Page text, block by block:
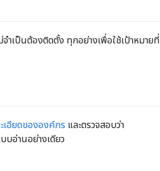
ำเป็นต้องติดตั้ง ทุกอย่างเพื่อใช้เป้าหมายที่
เอียดขององค์กร และตรวจสอบว่า
บอ่านอย่างเดียว